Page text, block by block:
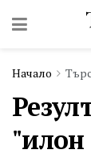
Начало